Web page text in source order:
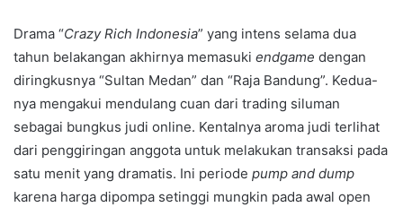
Drama “Crazy Rich Indonesia” yang intens selama dua
tahun belakangan akhirnya memasuki endgame dengan
diringkusnya “Sultan Medan” dan “Raja Bandung”. Kedua-
nya mengakui mendulang cuan dari trading siluman
sebagai bungkus judi online. Kentalnya aroma judi terlihat
dari penggiringan anggota untuk melakukan transaksi pada
satu menit yang dramatis. Ini periode pump and dump
karena harga dipompa setinggi mungkin pada awal open